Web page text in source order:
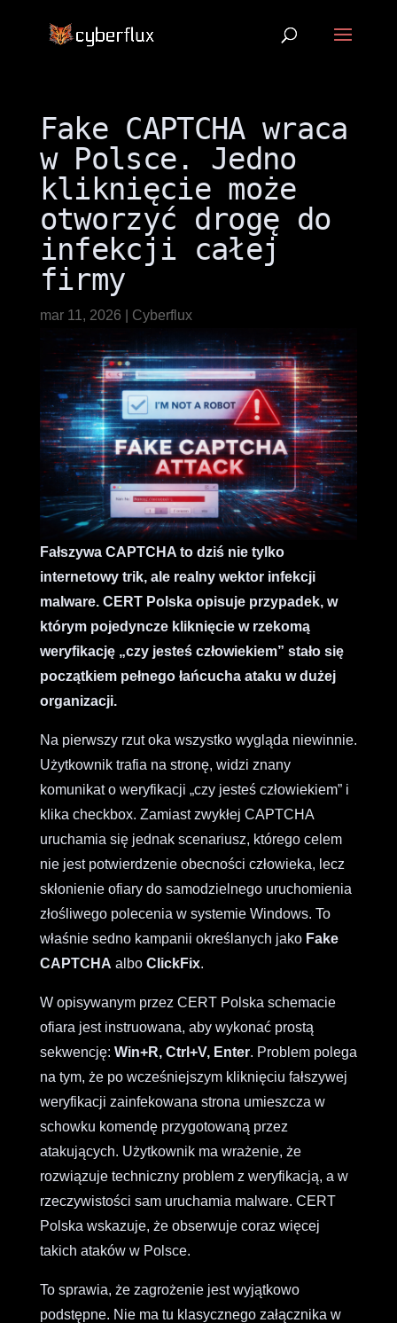
Fake CAPTCHA wraca
w Polsce. Jedno
kliknięcie może
otworzyć drogę do
infekcji całej
firmy
mar 11, 2026 Cyberflux
Fałszywa CAPTCHA to dziś nie tylko
internetowy trik, ale realny wektor infekcji
malware. CERT Polska opisuje przypadek, w
którym pojedyncze kliknięcie w rzekomą
weryfikację „czy jesteś człowiekiem” stało się
początkiem pełnego łańcucha ataku w dużej
organizacji.
Na pierwszy rzut oka wszystko wygląda niewinnie.
Użytkownik trafia na stronę, widzi znany
komunikat o weryfikacji „czy jesteś człowiekiem” i
klika checkbox. Zamiast zwykłej CAPTCHA
uruchamia się jednak scenariusz, którego celem
nie jest potwierdzenie obecności człowieka, lecz
skłonienie ofiary do samodzielnego uruchomienia
złośliwego polecenia w systemie Windows. To
właśnie sedno kampanii określanych jako Fake
CAPTCHA albo ClickFix.
W opisywanym przez CERT Polska schemacie
ofiara jest instruowana, aby wykonać prostą
sekwencję: Win+R, Ctrl+V, Enter. Problem polega
na tym, że po wcześniejszym kliknięciu fałszywej
weryfikacji zainfekowana strona umieszcza w
schowku komendę przygotowaną przez
atakujących. Użytkownik ma wrażenie, że
rozwiązuje techniczny problem z weryfikacją, a w
rzeczywistości sam uruchamia malware. CERT
Polska wskazuje, że obserwuje coraz więcej
takich ataków w Polsce.
To sprawia, że zagrożenie jest wyjątkowo
podstępne. Nie ma tu klasycznego załącznika w